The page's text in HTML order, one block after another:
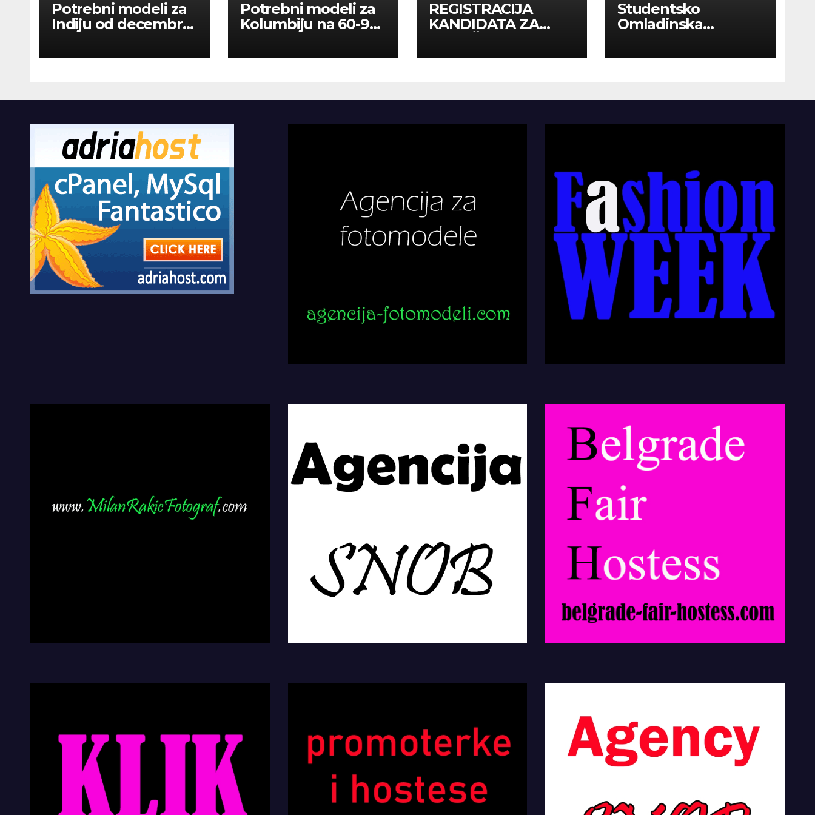
Potrebni modeli za
Indiju od decembra
Potrebni modeli za
Kolumbiju na 60-90
REGISTRACIJA
KANDIDATA ZA
INOSTRANIM
Studentsko
Omladinska
Kompanije“